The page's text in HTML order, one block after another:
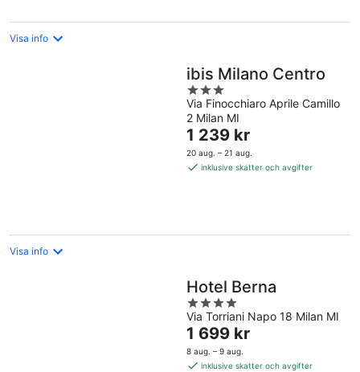
Visa info
ibis Milano Centro
3
out
of
5
Via Finocchiaro Aprile Camillo
2 Milan MI
Priset
är
1 239 kr
1 239 kr
20 aug. – 21 aug.
inklusive skatter och avgifter
Visa info
Hotel Berna
4
out
of
5
Via Torriani Napo 18 Milan MI
Priset
är
1 699 kr
1 699 kr
8 aug. – 9 aug.
inklusive skatter och avgifter